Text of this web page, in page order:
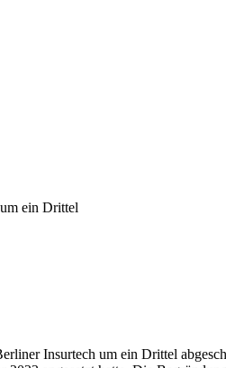
ein Drittel
Insurtech um ein Drittel